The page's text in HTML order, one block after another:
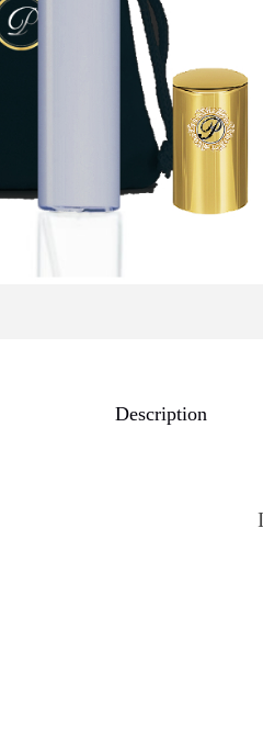
Description